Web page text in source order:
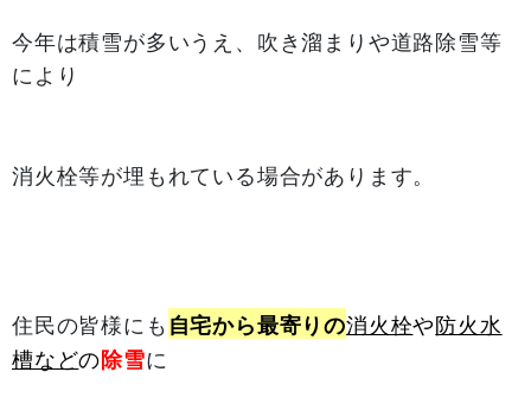
今年は積雪が多いうえ、吹き溜まりや道路除雪等
により
消火栓等が埋もれている場合があります。
住民の皆様にも 自宅から最寄りの消火栓や防火水
槽などの除雪に